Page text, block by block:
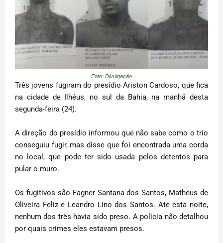
Foto: Divulgação
Três jovens fugiram do presídio Ariston Cardoso, que fica
na cidade de Ilhéus, no sul da Bahia, na manhã desta
segunda-feira (24).
A direção do presídio informou que não sabe como o trio
conseguiu fugir, mas disse que foi encontrada uma corda
no local, que pode ter sido usada pelos detentos para
pular o muro.
Os fugitivos são Fagner Santana dos Santos, Matheus de
Oliveira Feliz e Leandro Lino dos Santos. Até esta noite,
nenhum dos três havia sido preso. A polícia não detalhou
por quais crimes eles estavam presos.